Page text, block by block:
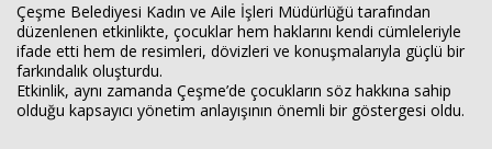
Çeşme Belediyesi Kadın ve Aile İşleri Müdürlüğü tarafından
düzenlenen etkinlikte, çocuklar hem haklarını kendi cümleleriyle
ifade etti hem de resimleri, dövizleri ve konuşmalarıyla güçlü bir
farkındalık oluşturdu.
Etkinlik, aynı zamanda Çeşme’de çocukların söz hakkına sahip
olduğu kapsayıcı yönetim anlayışının önemli bir göstergesi oldu.